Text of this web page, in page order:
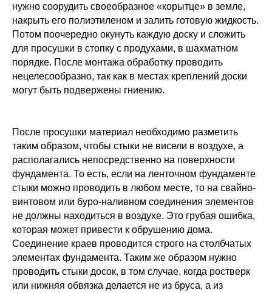
нужно соорудить своеобразное «корытце» в земле,
накрыть его полиэтиленом и залить готовую жидкость.
Потом поочередно окунуть каждую доску и сложить
для просушки в стопку с продухами, в шахматном
порядке. После монтажа обработку проводить
нецелесообразно, так как в местах креплений доски
могут быть подвержены гниению.
После просушки материал необходимо разметить
таким образом, чтобы стыки не висели в воздухе, а
располагались непосредственно на поверхности
фундамента. То есть, если на ленточном фундаменте
стыки можно проводить в любом месте, то на свайно-
винтовом или буро-наливном соединения элементов
не должны находиться в воздухе. Это грубая ошибка,
которая может привести к обрушению дома.
Соединение краев проводится строго на столбчатых
элементах фундамента. Таким же образом нужно
проводить стыки досок, в том случае, когда ростверк
или нижняя обвязка делается не из бруса, а из